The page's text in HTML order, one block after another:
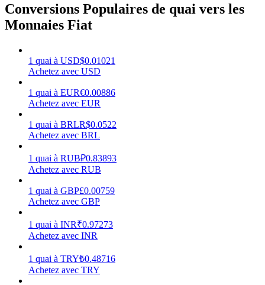
Gagner
Cochon de puissance
Gagnez quotidiennement des récompenses compétitives
Conversions Populaires de quai vers les
Monnaies Fiat
1 quai à USD$0.01021
Achetez avec USD
1 quai à EUR€0.00886
Achetez avec EUR
1 quai à BRLR$0.0522
Achetez avec BRL
1 quai à RUB₽0.83893
Achetez avec RUB
1 quai à GBP£0.00759
Achetez avec GBP
1 quai à INR₹0.97273
Achetez avec INR
1 quai à TRY₺0.48716
Achetez avec TRY